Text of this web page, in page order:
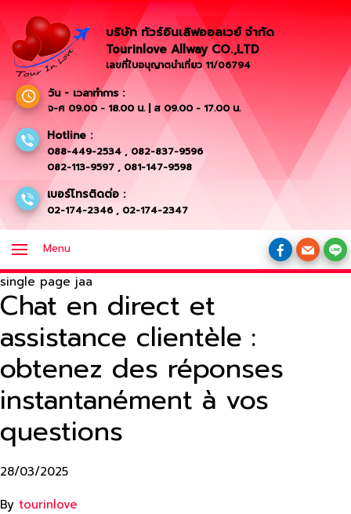
บริษัท ทัวร์อินเลิฟออลเวย์ จำกัด
Tourinlove Allway CO.,LTD
เลขที่ใบอนุญาตนำเที่ยว 11/06794
วัน - เวลาทำการ :
จ-ศ 09.00 - 18.00 น. | ส 09.00 - 17.00 น.
Hotline :
088-449-2534 , 082-837-9596
082-113-9597 , 081-147-9598
เบอร์โทรติดต่อ :
02-174-2346 , 02-174-2347
Menu
single page jaa
Chat en direct et
assistance clientèle :
obtenez des réponses
instantanément à vos
questions
28/03/2025
By tourinlove